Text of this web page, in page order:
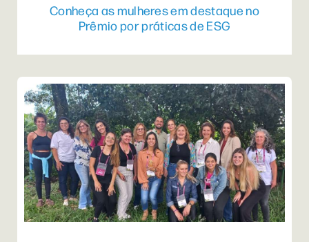
Conheça as mulheres em destaque no
Prêmio por práticas de ESG